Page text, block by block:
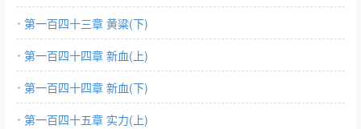
第一百四十三章 黄粱(下)
第一百四十四章 新血(上)
第一百四十四章 新血(下)
第一百四十五章 实力(上)